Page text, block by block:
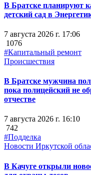
В Братске планируют
детский сад в
7 августа 2026 г. 17:06
1076
#Капитальный ремонт
Происшествия
В Братске мужчина
пока полицейский не
отчестве
7 августа 2026 г. 16:10
742
#Подделка
Новости Иркутской
В Качуге открыли